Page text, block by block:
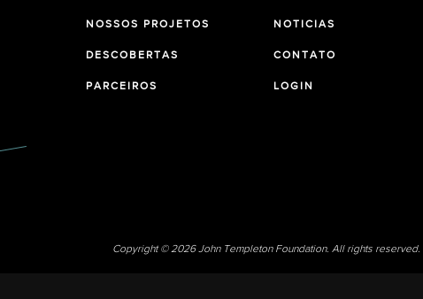
NOSSOS PROJETOS
DESCOBERTAS
PARCEIROS
NOTICIAS
CONTATO
LOGIN
Copyright © 2026 John Templeton Foundation. All rights reserved.